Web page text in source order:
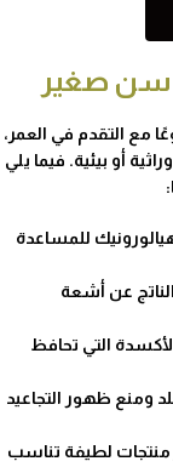
سن صغير
مع التقدم في العمر،
أو بيئية. فيما يلي
للمساعدة
عن أشعة
التي تحافظ
ومنع ظهور التجاعيد
منتجات لطيفة تناسب